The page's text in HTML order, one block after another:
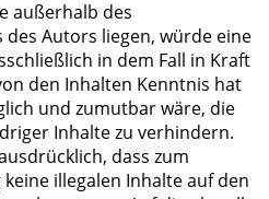
außerhalb des
Autors liegen, würde eine
in dem Fall in Kraft
den Inhalten Kenntnis hat
und zumutbar wäre, die
Inhalte zu verhindern.
dass zum
illegalen Inhalte auf den